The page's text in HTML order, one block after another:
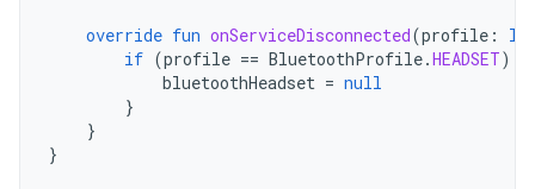
override fun onServiceDisconnected(profile :
if (profile == BluetoothProfile.HEADSET)
bluetoothHeadset = null
}
}
}